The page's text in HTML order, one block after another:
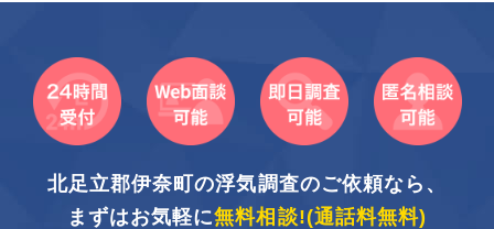
北足立郡伊奈町の浮気調査のご依頼なら、
まずはお気軽に無料相談!(通話料無料)